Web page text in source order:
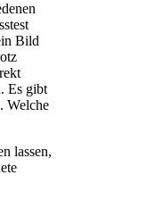
Bild
Es gibt
Welche
lassen,